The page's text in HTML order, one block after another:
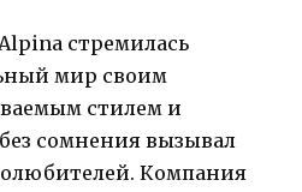
стремилась
мир своим
стилем и
сомнения вызывал
Компания